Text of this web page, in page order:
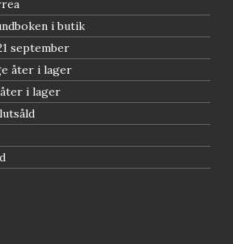
i butik
september
åter i lager
i lager